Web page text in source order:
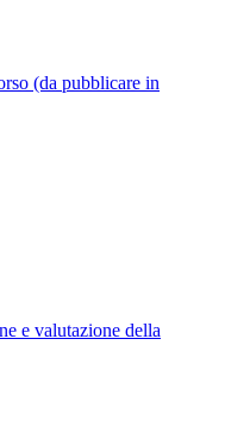
(da pubblicare in
e valutazione della